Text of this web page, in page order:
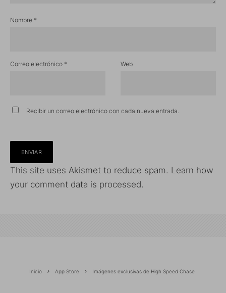
Nombre *
Correo electrónico * Web
Recibir un correo electrónico con cada nueva entrada.
This site uses Akismet to reduce spam. Learn how
your comment data is processed.
Inicio App Store Imágenes exclusivas de High Speed Chase